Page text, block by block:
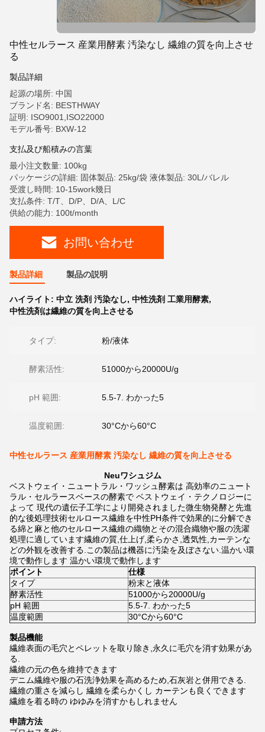
中性セルラース 産業用酵素 汚染なし 繊維の質を向上させ
る
製品詳細
起源の場所: 中国
ブランド名: BESTHWAY
証明: ISO9001,ISO22000
モデル番号: BXW-12
支払及び船積みの言葉
最小注文数量: 100kg
パッケージの詳細: 固体製品: 25kg/袋 液体製品: 30L/バレル
受渡し時間: 10-15work幾日
支払条件: T/T、D/P、D/A、L/C
供給の能力: 100t/month
お問い合わせ
製品詳細 製品の説明
ハイライト: 中立 洗剤 汚染なし, 中性洗剤 工業用酵素,
中性洗剤は繊維の質を向上させる
タイプ: 粉/液体
酵素活性: 51000から20000U/g
pH 範囲: 5.5-7. わかった5
温度範囲: 30°Cから60°C
中性セルラース 産業用酵素 汚染なし 繊維の質を向上させる
Neuワシュジム
ベストウェイ・ニュートラル・ワッシュ酵素は 高効率のニュート
ラル・セルラースベースの酵素で ベストウェイ・テクノロジーに
よって 現代の遺伝子工学により開発されました微生物発酵と先進
的な後処理技術セルロース繊維を中性PH条件で効果的に分解でき
る綿と麻と他のセルロース繊維の織物とその混合織物や服の洗濯
処理に適しています繊維の質,仕上げ,柔らかさ,透気性,カーテンな
どの外観を改善する.この製品は機器に汚染を及ぼさない.温かい環
境で動作します 温かい環境で動作します
ポイント
仕様
タイプ
粉末と液体
酵素活性
51000から20000U/g
pH 範囲
5.5-7. わかった5
温度範囲
30°Cから60°C
製品機能
繊維表面の毛穴とペレットを取り除き,永久に毛穴を消す効果があ
る.
繊維の元の色を維持できます
デニム繊維や服の石洗浄効果を高めるため,石灰岩と併用できる.
繊維の重さを減らし 繊維を柔らかくし カーテンも良くできます
繊維を着る時の ゆゆみを消すかもしれません
申請方法